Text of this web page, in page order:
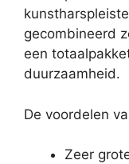
gecombineerd
een
duurzaamheid.
De voordelen
Zeer